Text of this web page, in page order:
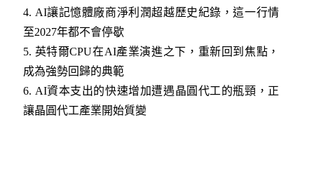
4. AI讓記憶體廠商淨利潤超越歷史紀錄，這一行情
至2027年都不會停歇
5. 英特爾CPU在AI產業演進之下，重新回到焦點，
成為強勢回歸的典範
6. AI資本支出的快速增加遭遇晶圓代工的瓶頸，正
讓晶圓代工產業開始質變